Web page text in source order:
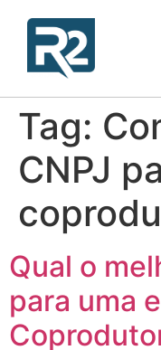
Tag:
CNPJ
Qual o
para uma